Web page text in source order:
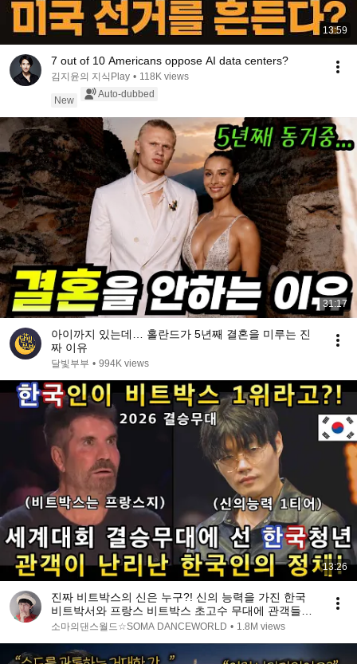
13:59
7 out of 10 Americans oppose AI data centers?
김지윤의 지식Play • 118K views
New
Auto-dubbed
31:17
아이까지 있는데… 홀란드가 5년째 결혼을 미루는 진
짜 이유
달빛부부 • 994K views
13:26
진짜 비트박스의 신은 누구?! 신의 능력을 가진 한국
비트박서와 프랑스 비트박스 초고수 무대에 관객들이
난리난 이유!(해외반응)ㅣ갓탤런트 GOT TALENTㅣ소
소마의댄스월드☆SOMA DANCEWORLD • 1.8M views